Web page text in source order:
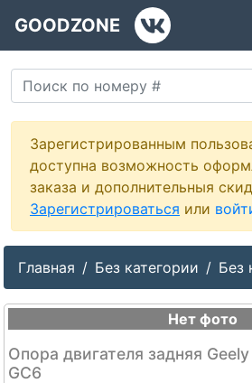
GOODZONE
Зарегистрированным
доступна возможность
заказа и дополнительныя
Зарегистрироваться или
Главная Без категории Без
Нет фото
Опора двигателя задняя
GC6